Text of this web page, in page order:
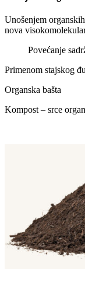
Unošenjem
nova
Povećanje
Primenom stajskog
Organska bašta
Kompost – srce